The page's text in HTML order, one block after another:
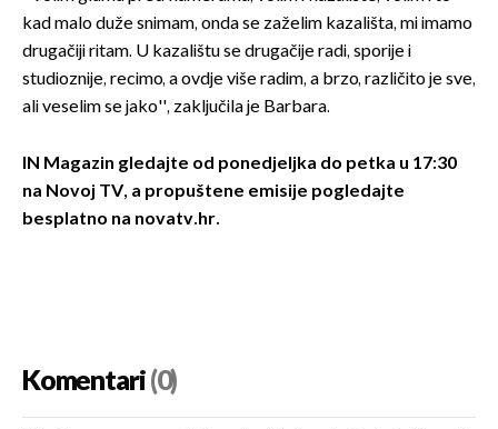
kad malo duže snimam, onda se zaželim kazališta, mi imamo
drugačiji ritam. U kazalištu se drugačije radi, sporije i
studioznije, recimo, a ovdje više radim, a brzo, različito je sve,
ali veselim se jako'', zaključila je Barbara.
IN Magazin gledajte od ponedjeljka do petka u 17:30
na Novoj TV, a propuštene emisije pogledajte
besplatno na novatv.hr.
Komentari(0)